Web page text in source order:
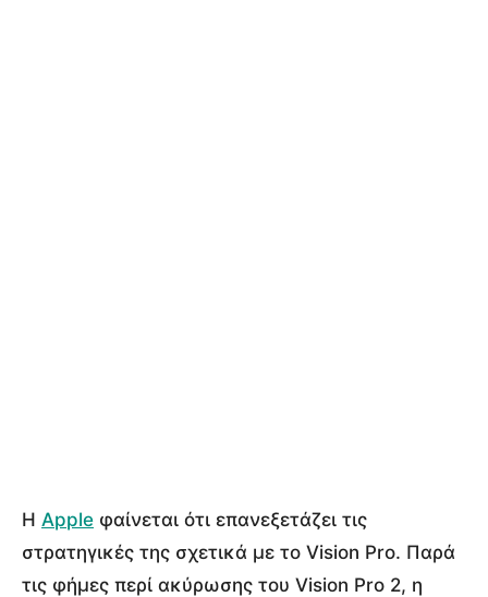
Η Apple φαίνεται ότι επανεξετάζει τις
στρατηγικές της σχετικά με το Vision Pro. Παρά
τις φήμες περί ακύρωσης του Vision Pro 2, η